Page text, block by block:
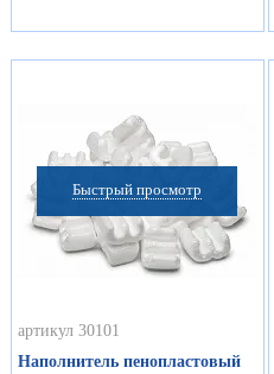
Быстрый просмотр
артикул 30101
Наполнитель пенопластовый